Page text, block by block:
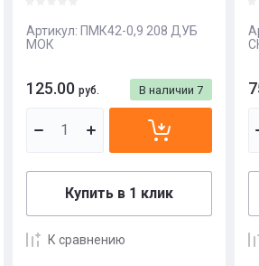
Артикул: ПМК42-0,9 208 ДУБ
МОК
В наличии 7
125.00 руб.
Купить в 1 клик
К сравнению